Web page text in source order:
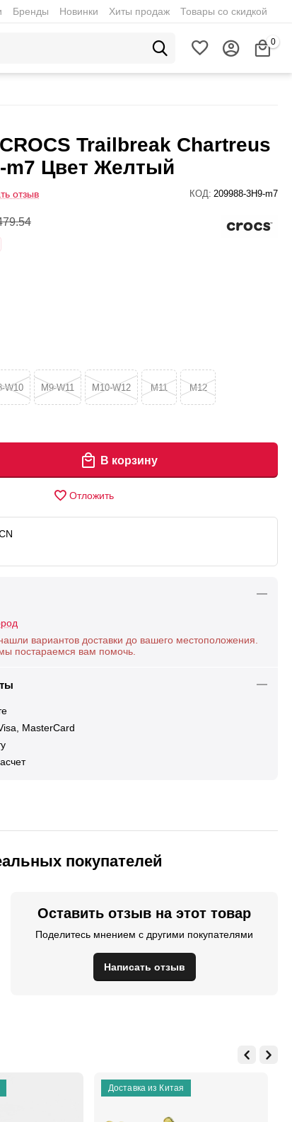
Бренды Новинки Хиты продаж Товары со скидкой
0
Trailbreak Chartreus
m7 Цвет Желтый
отзыв КОД: 209988-3H9-m7
W10 M9-W11 M10-W12 M11 M12
В корзину
Отложить
вариантов доставки до вашего местоположения.
постараемся вам помочь.
MasterCard
покупателей
Оставить отзыв на этот товар
Поделитесь мнением с другими покупателями
Написать отзыв
Доставка из Китая